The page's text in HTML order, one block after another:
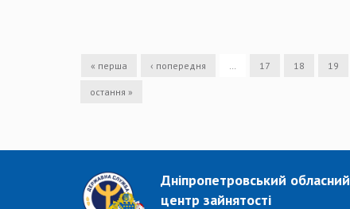
« перша ‹ попередня … 17 18 19
остання »
Дніпропетровський обласний
центр зайнятості